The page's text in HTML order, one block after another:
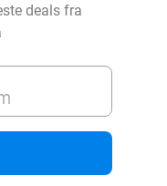
deals fra